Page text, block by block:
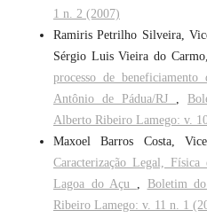
1 n. 2 (2007)
Ramiris Petrilho Silveira,
Sérgio Luis Vieira do Carmo,
processo de
Antônio de Pádua/RJ
Alberto Ribeiro Lamego: v.
Maxoel Barros Costa,
Caracterização Legal,
Lagoa do Açu
Boletim
Ribeiro Lamego: v. 11 n. 1